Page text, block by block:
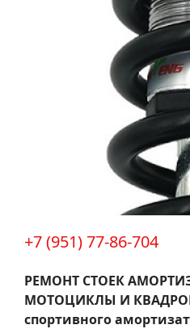
+7 (951) 77-86-704
РЕМОНТ СТОЕК
МОТОЦИКЛЫ И
спортивного